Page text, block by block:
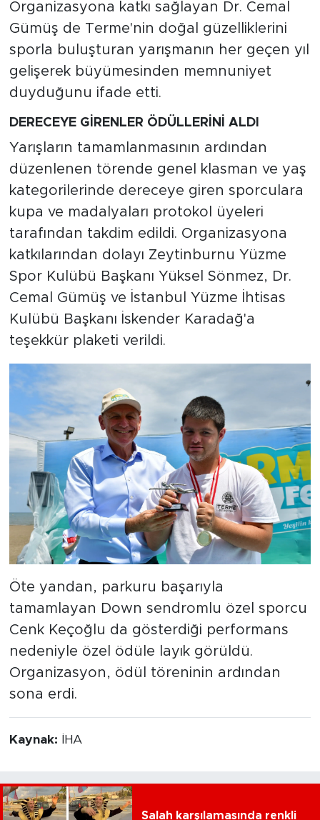
Organizasyona katkı sağlayan Dr. Cemal
Gümüş de Terme'nin doğal güzelliklerini
sporla buluşturan yarışmanın her geçen yıl
gelişerek büyümesinden memnuniyet
duyduğunu ifade etti.
DERECEYE GİRENLER ÖDÜLLERİNİ ALDI
Yarışların tamamlanmasının ardından
düzenlenen törende genel klasman ve yaş
kategorilerinde dereceye giren sporculara
kupa ve madalyaları protokol üyeleri
tarafından takdim edildi. Organizasyona
katkılarından dolayı Zeytinburnu Yüzme
Spor Kulübü Başkanı Yüksel Sönmez, Dr.
Cemal Gümüş ve İstanbul Yüzme İhtisas
Kulübü Başkanı İskender Karadağ'a
teşekkür plaketi verildi.
Öte yandan, parkuru başarıyla
tamamlayan Down sendromlu özel sporcu
Cenk Keçoğlu da gösterdiği performans
nedeniyle özel ödüle layık görüldü.
Organizasyon, ödül töreninin ardından
sona erdi.
Kaynak: İHA
Salah karşılamasında renkli